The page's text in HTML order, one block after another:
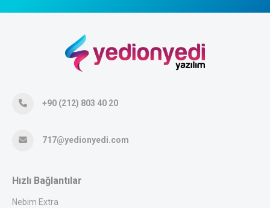
+90 (212) 803 40 20
717@yedionyedi.com
Hızlı Bağlantılar
Nebim Extra